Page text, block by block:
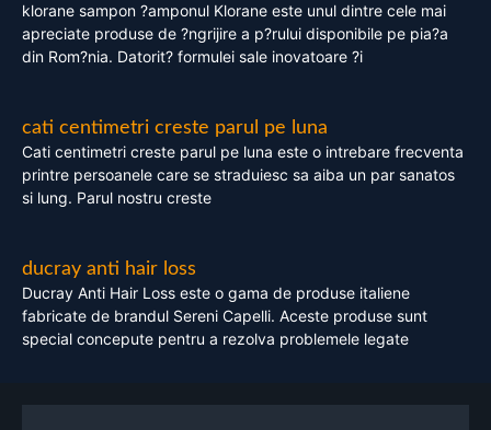
klorane sampon ?amponul Klorane este unul dintre cele mai
apreciate produse de ?ngrijire a p?rului disponibile pe pia?a
din Rom?nia. Datorit? formulei sale inovatoare ?i
cati centimetri creste parul pe luna
Cati centimetri creste parul pe luna este o intrebare frecventa
printre persoanele care se straduiesc sa aiba un par sanatos
si lung. Parul nostru creste
ducray anti hair loss
Ducray Anti Hair Loss este o gama de produse italiene
fabricate de brandul Sereni Capelli. Aceste produse sunt
special concepute pentru a rezolva problemele legate